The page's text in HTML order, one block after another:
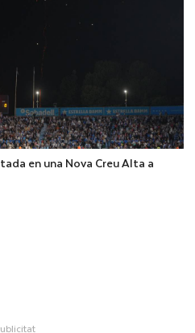
en una Nova Creu Alta a